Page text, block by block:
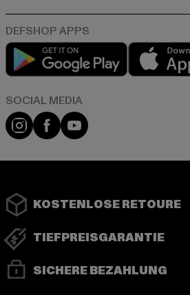
Play market
Instagram
FacebookYouTube
KOSTENLOSE RETOURE
TIEFPREISGARANTIE
SICHERE BEZAHLUNG